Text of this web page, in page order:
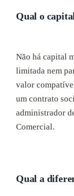
Qual o
Não há capital
limitada nem
valor
um contrato
administrador
Comercial.
Qual a